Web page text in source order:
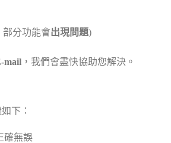
部分功能會出現問題)
mail ，我們會盡快協助您解決。
下：
確無誤